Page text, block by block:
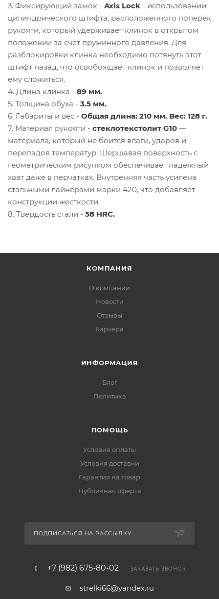
3. Фиксирующий замок - Axis Lock - использовании
цилиндрического штифта, расположенного поперек
рукояти, который удерживает клинок в открытом
положении за счет пружинного давления. Для
разблокировки клинка необходимо потянуть этот
штифт назад, что освобождает клинок и позволяет
ему сложиться.
4. Длина клинка - 89 мм.
5. Толщина обуха - 3.5 мм.
6. Габариты и вес - Общая длина: 210 мм. Вес: 128 г.
7. Материал рукояти - стеклотекстолит G10 —
материала, который не боится влаги, ударов и
перепадов температур. Шершавая поверхность с
геометрическим рисунком обеспечивает надежный
хват даже в перчатках. Внутренняя часть усилена
стальными лайнерами марки 420, что добавляет
конструкции жесткости.
8. Твердость стали - 58 HRC.
КОМПАНИЯ
О компании
Новости
Отзывы
Карьера
ИНФОРМАЦИЯ
Блог
Политика
ПОМОЩЬ
Условия оплаты
Условия доставки
Гарантия на товар
Публичная оферта
ПОДПИСАТЬСЯ НА РАССЫЛКУ
+7 (982) 675-80-02 ЗАКАЗАТЬ ЗВОНОК
strelki66@yandex.ru